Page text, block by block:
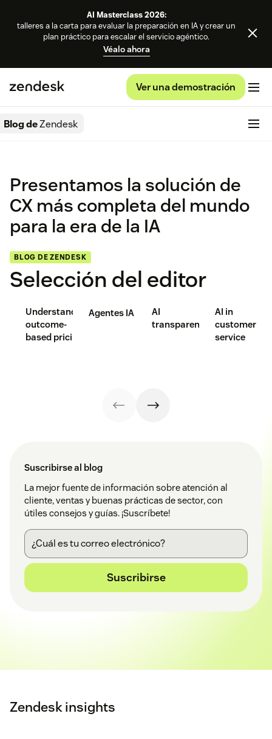
AI Masterclass 2026:
talleres a la carta para evaluar la preparación en IA y crear un
plan práctico para escalar el servicio agéntico.
Véalo ahora
Ver una demostración
Blog deZendesk
Presentamos la solución de
CX más completa del mundo
para la era de la IA
BLOG DE ZENDESK
Selección del editor
Understanding
outcome-
based pricing
Agentes IA
AI
transparency
AI in
customer
service
Suscribirse al blog
La mejor fuente de información sobre atención al
cliente, ventas y buenas prácticas de sector, con
útiles consejos y guías. ¡Suscríbete!
Suscribirse
Zendesk insights